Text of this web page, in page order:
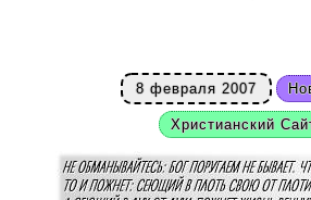
8 февраля 2007
Христианский